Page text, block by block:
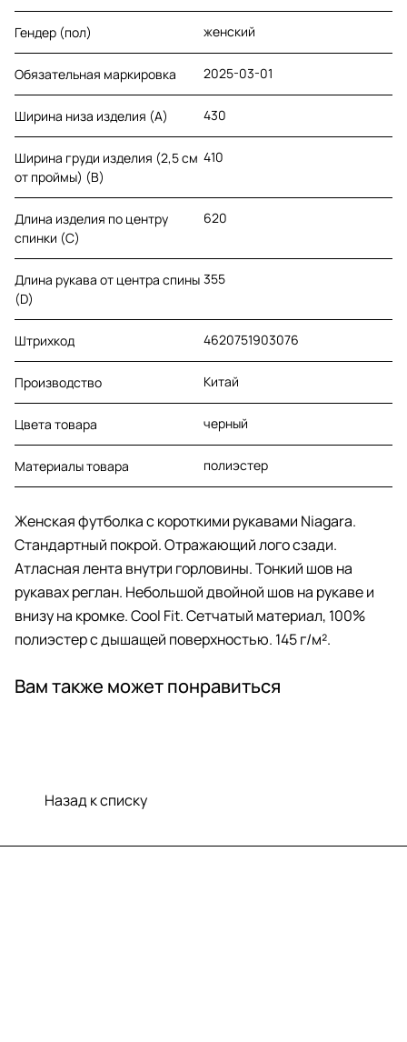
Гендер (пол) женский
Обязательная маркировка 2025-03-01
Ширина низа изделия (A) 430
Ширина груди изделия (2,5 см
от проймы) (B)
410
Длина изделия по центру
спинки (C)
620
Длина рукава от центра спины
(D)
355
Штрихкод 4620751903076
Производство Китай
Цвета товара черный
Материалы товара полиэстер
Женская футболка с короткими рукавами Niagara.
Стандартный покрой. Отражающий лого сзади.
Атласная лента внутри горловины. Тонкий шов на
рукавах реглан. Небольшой двойной шов на рукаве и
внизу на кромке. Cool Fit. Сетчатый материал, 100%
полиэстер с дышащей поверхностью. 145 г/м².
Вам также может понравиться
Назад к списку